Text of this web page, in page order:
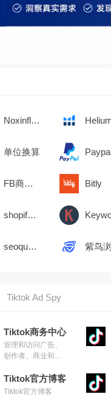
Noxinfluencer
单位换算
FB商务管理平台 Bitly
shopify后台登录
seoquake
Tiktok Ad Spy
Tiktok商务中心
管理和访问广告、
创作者、商业和其
以实现快速协作和
最大的灵活性
Tiktok官方博客
Tiktok官方博客